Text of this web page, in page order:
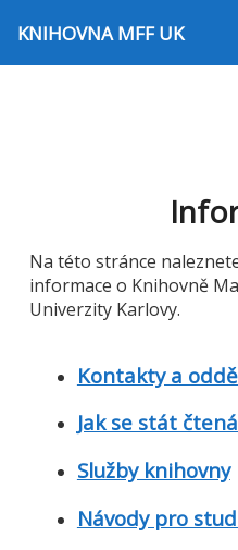
KNIHOVNA MFF UK
Na této stránce
informace o Knihovně
Univerzity Karlovy.
Kontakty a
Jak se stát
Služby knihovny
Návody pro